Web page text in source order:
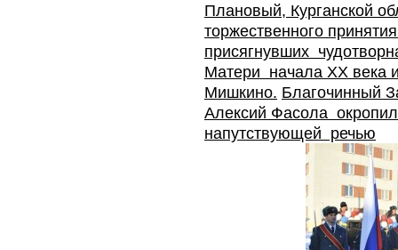
Плановый, Курганской
торжественного
присягнувших
Матери начала ХХ века
Мишкино. Благочинный
Алексий Фасола
напутствующей речью